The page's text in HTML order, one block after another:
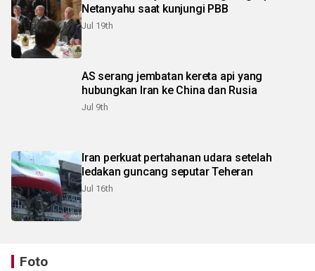
Netanyahu saat kunjungi PBB
Jul 19th
AS serang jembatan kereta api yang
hubungkan Iran ke China dan Rusia
Jul 9th
Iran perkuat pertahanan udara setelah
ledakan guncang seputar Teheran
Jul 16th
Foto